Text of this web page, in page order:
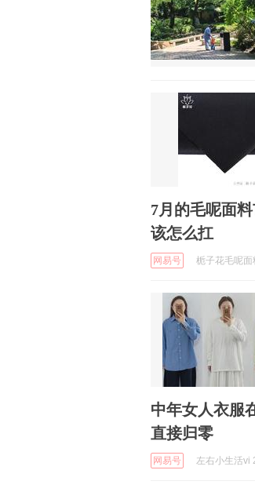
7月的毛呢面
该怎么扛
网易号 栀子花毛呢
中年女人衣服
直接归零
网易号 左右小生活vi